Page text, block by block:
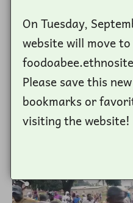
Ici dans cette vidéo,
lors de la fête de
vraiment intéressant
le blanc appelé
quartier Tchinguéyaré
On Tuesday,
website will move to
Please save this
bookmarks or
visiting the website!